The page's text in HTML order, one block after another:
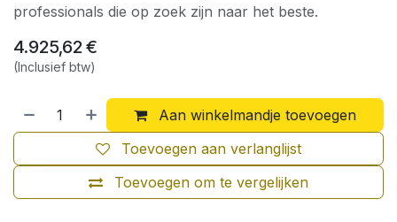
professionals die op zoek zijn naar het beste.
4.925,62€
(Inclusief btw)
Aan winkelmandje toevoegen
Toevoegen om te vergelijken
Toevoegen aan verlanglijst